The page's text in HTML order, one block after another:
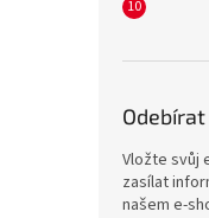
Vložte svůj
zasílat
našem e-